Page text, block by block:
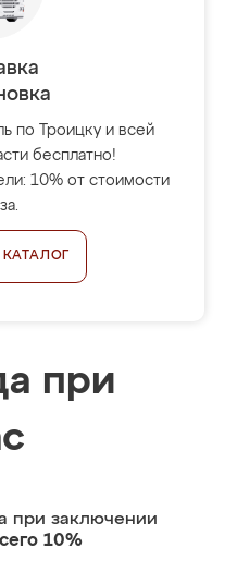
по Троицку и всей
бесплатно!
10% от стоимости
КАТАЛОГ
при
при заключении
10%